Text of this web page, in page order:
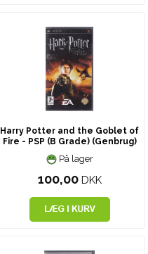
Harry Potter and the Goblet of
Fire - PSP (B Grade) (Genbrug)
På lager
100,00 DKK